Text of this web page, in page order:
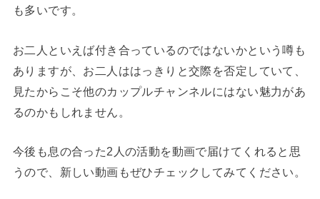
も多いです。
お二人といえば付き合っているのではないかという噂も
ありますが、お二人ははっきりと交際を否定していて、
見たからこそ他のカップルチャンネルにはない魅力があ
るのかもしれません。
今後も息の合った2人の活動を動画で届けてくれると思
うので、新しい動画もぜひチェックしてみてください。